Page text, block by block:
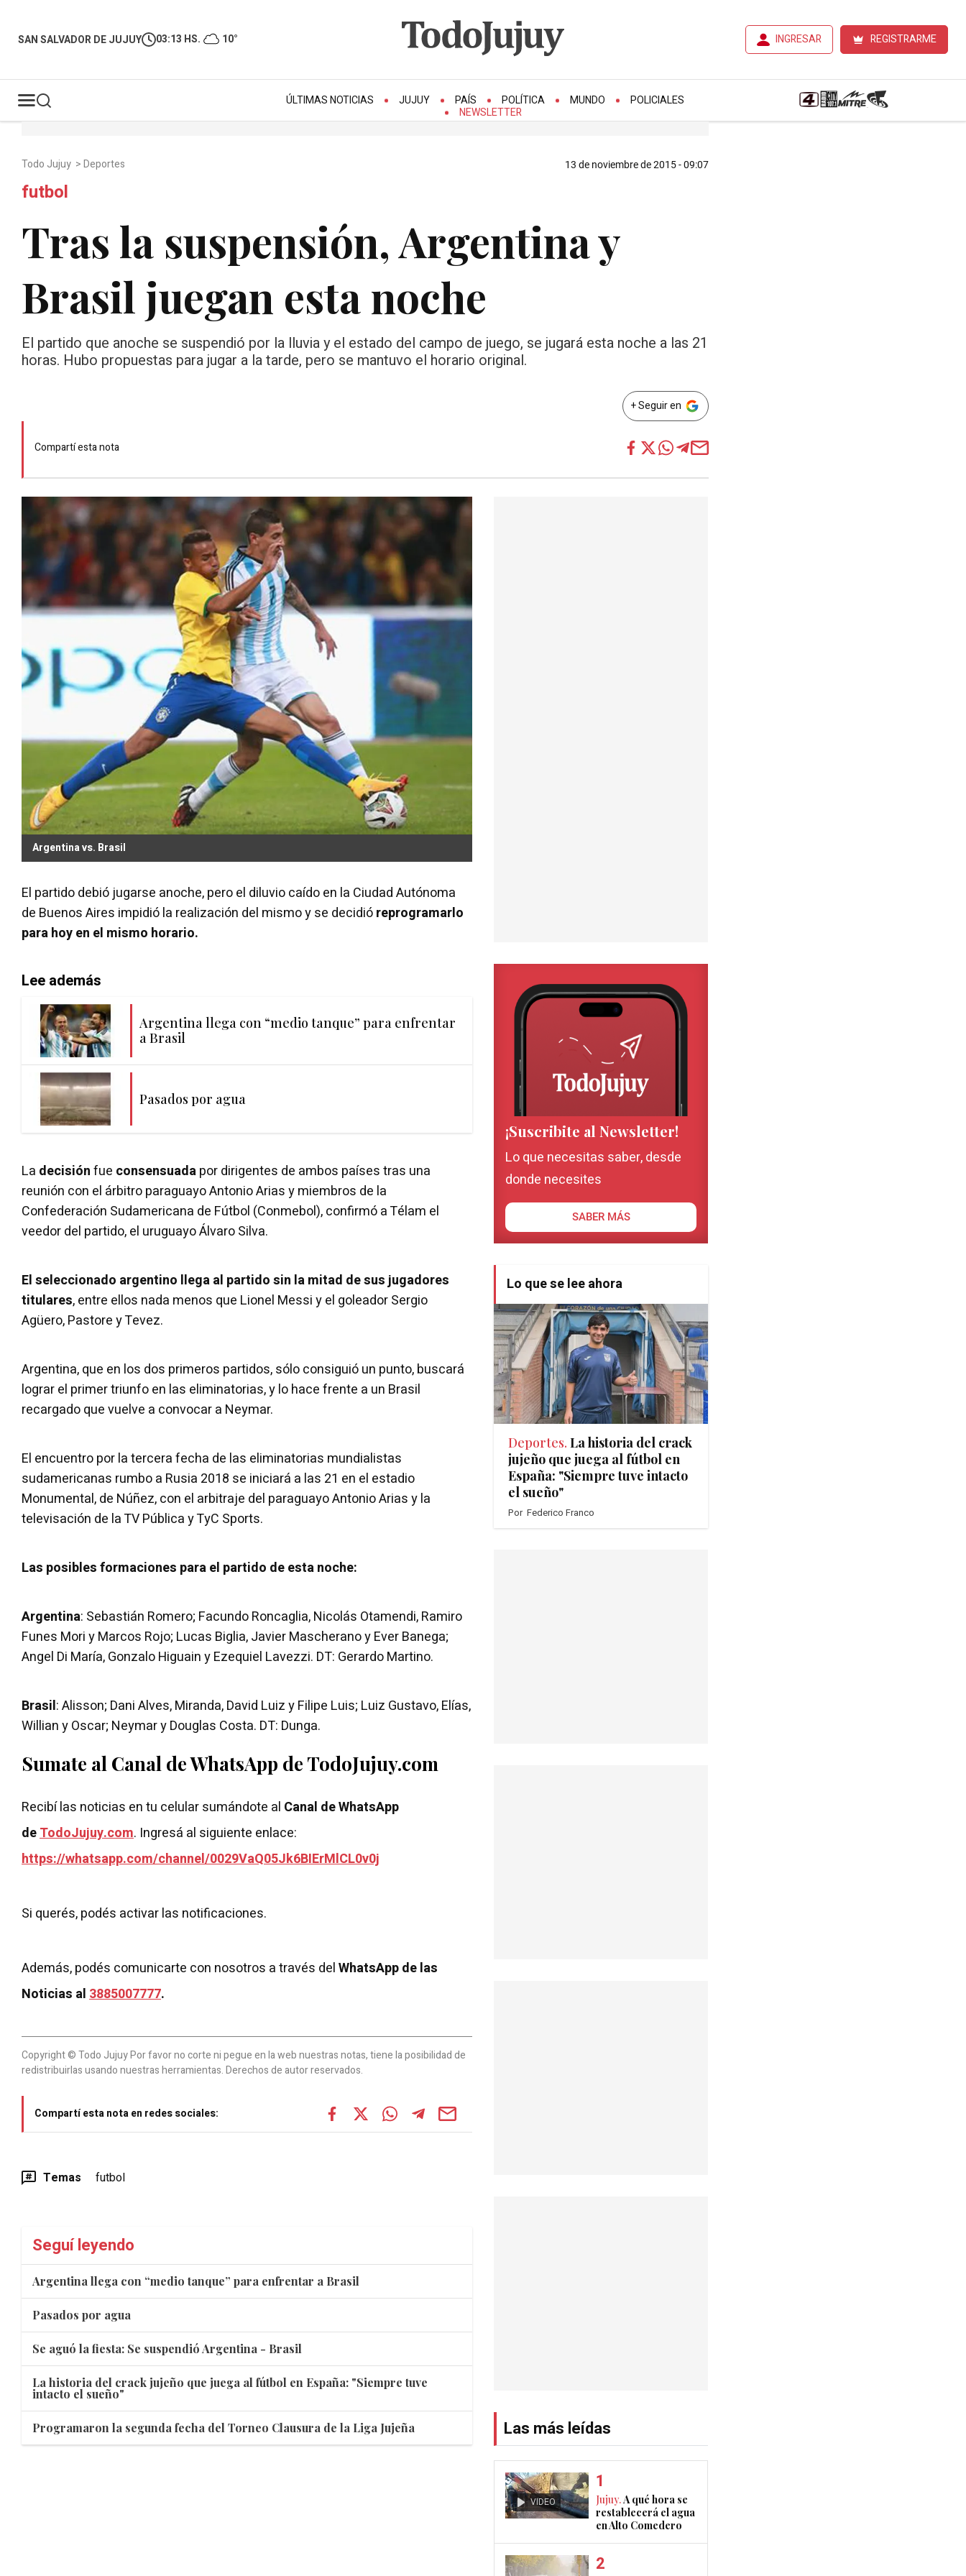
SAN SALVADOR DE JUJUY 03:13 HS. 10° INGRESAR REGISTRARME
ÚLTIMAS NOTICIAS JUJUY PAÍS POLÍTICA MUNDO
POLICIALES
NEWSLETTER
Todo Jujuy >Deportes 13 de noviembre de 2015 - 09:07
futbol
Tras la suspensión, Argentina y
Brasil juegan esta noche
El partido que anoche se suspendió por la lluvia y el estado del campo de juego, se jugará esta noche a las 21
horas. Hubo propuestas para jugar a la tarde, pero se mantuvo el horario original.
+ Seguir en
Compartí esta nota
Argentina vs. Brasil
El partido debió jugarse anoche, pero el diluvio caído en la Ciudad Autónoma
de Buenos Aires impidió la realización del mismo y se decidióreprogramarlo
para hoy en el mismo horario.
Lee además
Argentina llega con “medio tanque” para enfrentar
a Brasil
Pasados por agua
La decisiónfue consensuadapor dirigentes de ambos países tras una
reunión con el árbitro paraguayo Antonio Arias y miembros de la
Confederación Sudamericana de Fútbol (Conmebol), confirmó a Télam el
veedor del partido, el uruguayo Álvaro Silva.
El seleccionado argentino llega al partido sin la mitad de sus jugadores
titulares, entre ellos nada menos que Lionel Messi y el goleador Sergio
Agüero, Pastore y Tevez.
Argentina, que en los dos primeros partidos, sólo consiguió un punto, buscará
lograr el primer triunfo en las eliminatorias, y lo hace frente a un Brasil
recargado que vuelve a convocar a Neymar.
El encuentro por la tercera fecha de las eliminatorias mundialistas
sudamericanas rumbo a Rusia 2018 se iniciará a las 21 en el estadio
Monumental, de Núñez, con el arbitraje del paraguayo Antonio Arias y la
televisación de la TV Pública y TyC Sports.
Las posibles formaciones para el partido de esta noche:
Argentina: Sebastián Romero; Facundo Roncaglia, Nicolás Otamendi, Ramiro
Funes Mori y Marcos Rojo; Lucas Biglia, Javier Mascherano y Ever Banega;
Angel Di María, Gonzalo Higuain y Ezequiel Lavezzi. DT: Gerardo Martino.
Brasil: Alisson; Dani Alves, Miranda, David Luiz y Filipe Luis; Luiz Gustavo, Elías,
Willian y Oscar; Neymar y Douglas Costa. DT: Dunga.
Sumate al Canal de WhatsApp de TodoJujuy.com
Recibí las noticias en tu celular sumándote al Canal de WhatsApp
deTodoJujuy.com. Ingresá al siguiente enlace:
https://whatsapp.com/channel/0029VaQ05Jk6BIErMlCL0v0j
Si querés, podés activar las notificaciones.
Además, podés comunicarte con nosotros a través delWhatsApp de las
Noticias al3885007777.
Copyright © Todo Jujuy Por favor no corte ni pegue en la web nuestras notas, tiene la posibilidad de
redistribuirlas usando nuestras herramientas. Derechos de autor reservados.
Compartí esta nota en redes sociales:
Temas futbol
Seguí leyendo
Argentina llega con “medio tanque” para enfrentar a Brasil
Pasados por agua
Se aguó la fiesta: Se suspendió Argentina - Brasil
La historia del crack jujeño que juega al fútbol en España: "Siempre tuve
intacto el sueño"
Programaron la segunda fecha del Torneo Clausura de la Liga Jujeña
¡Suscribite al Newsletter!
Lo que necesitas saber, desde
donde necesites
SABER MÁS
Lo que se lee ahora
Deportes. La historia del crack
jujeño que juega al fútbol en
España: "Siempre tuve intacto
el sueño"
Por Federico Franco
Las más leídas
VIDEO Jujuy.A qué hora se
restablecerá el agua
en Alto Comedero